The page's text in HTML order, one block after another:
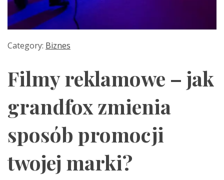
Category: Biznes
Filmy reklamowe – jak
grandfox zmienia
sposób promocji
twojej marki?